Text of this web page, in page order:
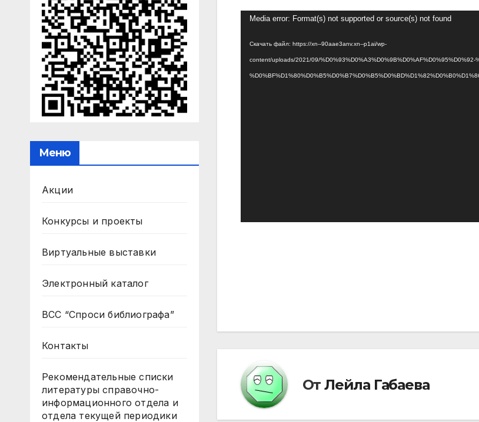
Меню
Акции
Конкурсы и проекты
Виртуальные выставки
Электронный каталог
ВСС “Спроси библиографа”
Контакты
Рекомендательные списки
литературы справочно-
информационного отдела и
отдела текущей периодики
Видеоплеер
Media error: Format(s) not supported or source(s) not found
Скачать файл: https://xn--90aae3anv.xn--p1ai/wp-
content/uploads/2021/09/%D0%93%D0%A3%D0%9B%D0%AF%D0%95%D0%92-
От Лейла Габаева